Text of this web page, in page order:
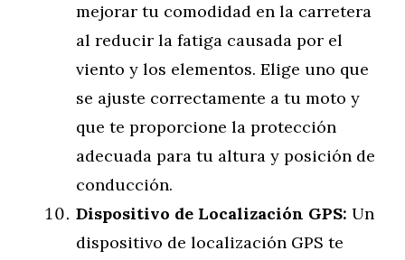
mejorar tu comodidad en la carretera
al reducir la fatiga causada por el
viento y los elementos. Elige uno que
se ajuste correctamente a tu moto y
que te proporcione la protección
adecuada para tu altura y posición de
conducción.
Dispositivo de Localización GPS: Un
dispositivo de localización GPS te